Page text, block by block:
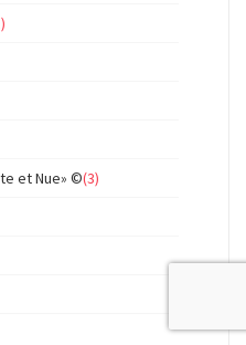
et Nue» ©(3)